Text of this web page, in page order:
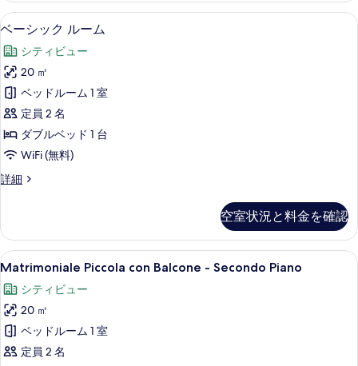
真
を
表
示
す
る
の
詳
ベ
ー
シ
ッ
ク
ル
ー
の
べ
て
の
写
真
を
表
ベーシック ルーム | ミニバー (無料)
6
ベーシック ルーム
シティビュー
20 ㎡
ベッドルーム 1 室
定員 2 名
ダブルベッド 1 台
WiFi (無料)
詳細
ベ
ク
ル
ー
の
詳
細
空室状況と料金を確認
Matrimoniale
Piccola
con
Balcone
-
Secondo
Matrimoniale Piccola con Balcone -
5
Matrimoniale Piccola con Balcone - Secondo Piano
シティビュー
20 ㎡
ベッドルーム 1 室
定員 2 名